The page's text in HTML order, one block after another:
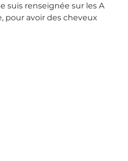
suis renseignée sur les A
pour avoir des cheveux